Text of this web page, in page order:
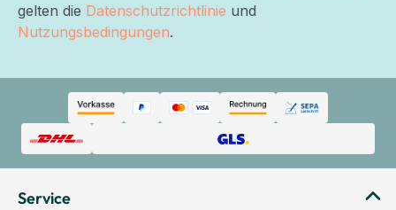
gelten die Datenschutzrichtlinie und
Nutzungsbedingungen.
Service